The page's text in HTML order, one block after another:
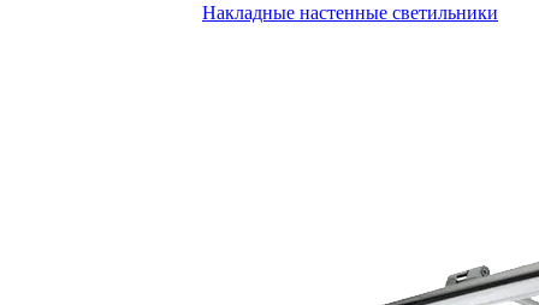
Накладные настенные светильники